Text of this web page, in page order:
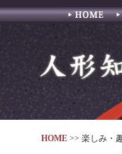
HOME >> 楽しみ・